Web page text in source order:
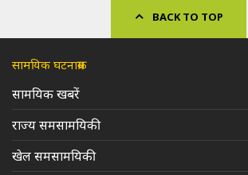
BACK TO TOP
सामयिक घटनाक्रम
सामयिक खबरें
राज्य समसामयिकी
खेल समसामयिकी